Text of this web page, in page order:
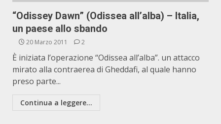
“Odissey Dawn” (Odissea all’alba) – Italia,
un paese allo sbando
20 Marzo 2011 2
È iniziata l’operazione “Odissea all’alba”. un attacco
mirato alla contraerea di Gheddafi, al quale hanno
preso parte...
Continua a leggere...